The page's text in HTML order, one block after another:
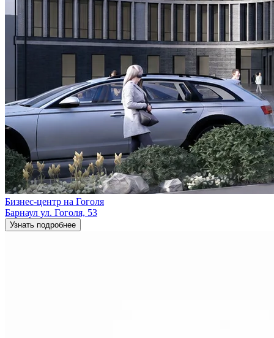
Бизнес-центр на Гоголя
Барнаул ул. Гоголя, 53
Узнать подробнее